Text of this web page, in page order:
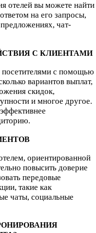
отелей вы можете найти
на его запросы,
чат-
С КЛИЕНТАМИ
посетителями с помощью
вариантов выплат,
скидок,
и многое другое.
ориентированной
повысить доверие
передовые
такие как
чаты, социальные